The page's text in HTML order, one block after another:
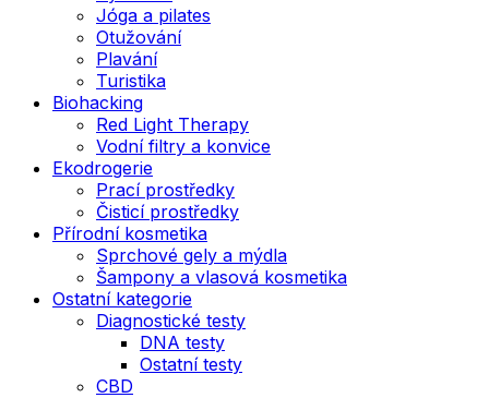
Jóga a pilates
Otužování
Plavání
Turistika
Biohacking
Red Light Therapy
Vodní filtry a konvice
Ekodrogerie
Prací prostředky
Čisticí prostředky
Přírodní kosmetika
Sprchové gely a mýdla
Šampony a vlasová kosmetika
Ostatní kategorie
Diagnostické testy
DNA testy
Ostatní testy
CBD